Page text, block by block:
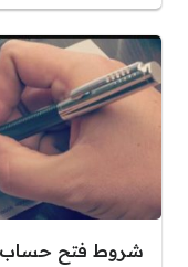
شروط فتح حساب